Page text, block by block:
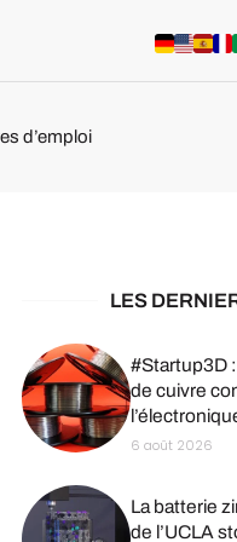
d’emploi
LES
#Startup3D
de cuivre
6 août 2026
La batterie
de l’UCLA